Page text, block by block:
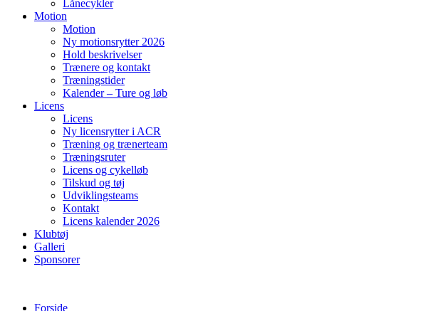
Lånecykler
Motion
Motion
Ny motionsrytter 2026
Hold beskrivelser
Trænere og kontakt
Træningstider
Kalender – Ture og løb
Licens
Licens
Ny licensrytter i ACR
Træning og trænerteam
Træningsruter
Licens og cykelløb
Tilskud og tøj
Udviklingsteams
Kontakt
Licens kalender 2026
Klubtøj
Galleri
Sponsorer
Forside